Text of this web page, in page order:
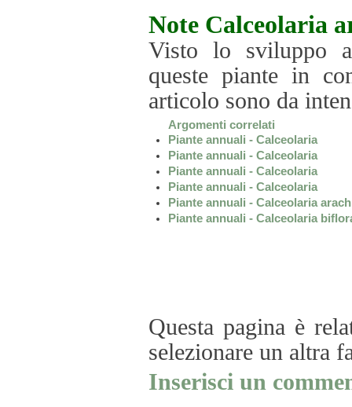
Note Calceolaria
Visto lo sviluppo
queste piante in
articolo sono da
Argomenti correlati
Piante annuali - Calceolaria
Piante annuali - Calceolaria
Piante annuali - Calceolaria
Piante annuali - Calceolaria
Piante annuali - Calceolaria
Piante annuali - Calceolaria
Questa pagina è
selezionare un altra
Inserisci un